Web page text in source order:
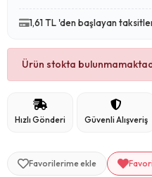
1,61 TL 'den başlayan
Ürün stokta
Hızlı Gönderi Güvenli Alışveriş
Favorilerime ekle